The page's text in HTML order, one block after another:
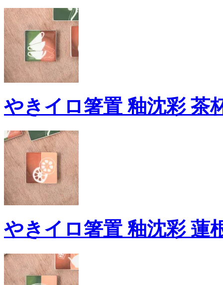
やきイロ箸置 釉沈彩 茶
やきイロ箸置 釉沈彩 蓮